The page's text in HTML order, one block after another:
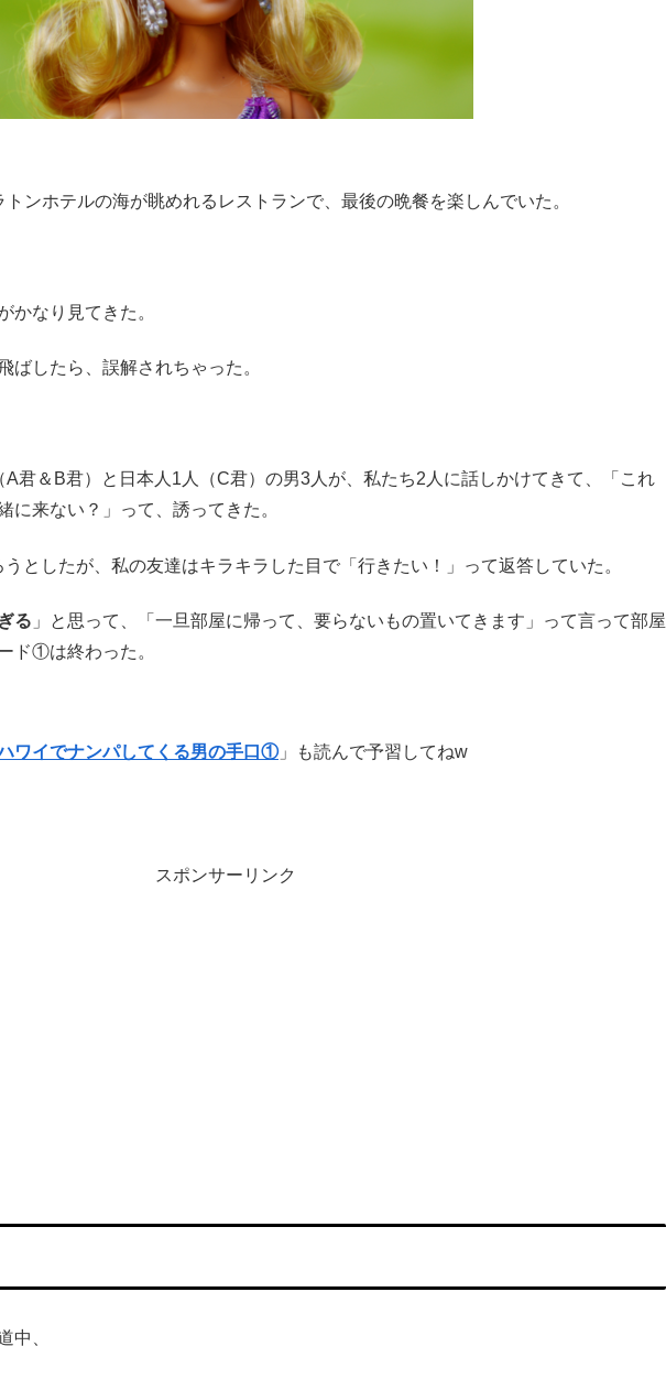
ンホテルの海が眺めれるレストランで、最後の晩餐を楽しんでいた。
かなり見てきた。
ばしたら、誤解されちゃった。
君＆B君）と日本人1人（C君）の男3人が、私たち2人に話しかけてきて、「これ
に来ない？」って、誘ってきた。
うとしたが、私の友達はキラキラした目で「行きたい！」って返答していた。
る 」と思って、「一旦部屋に帰って、要らないもの置いてきます」って言って部屋
ド①は終わった。
ワイでナンパしてくる男の手口①」も読んで予習してねw
スポンサーリンク
中、